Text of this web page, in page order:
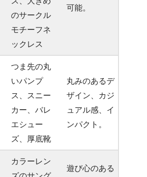
のサークル
モチーフネ
ックレス
可能。
つま先の丸
いパンプ
ス、スニー
カー、バレ
エシュー
ズ、厚底靴
丸みのあるデ
ザイン、カジ
ュアル感、イ
ンパクト。
カラーレン
遊び心のある